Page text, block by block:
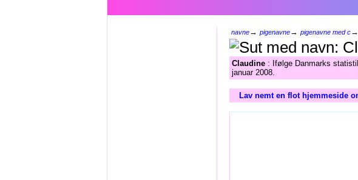
navne→ pigenavne→ pigenavne med c→
Claudine : Ifølge Danmarks
januar 2008.
Lav nemt en flot hjemmeside